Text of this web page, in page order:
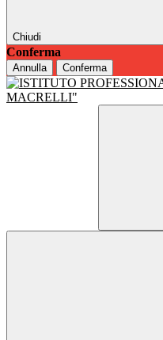
Chiudi
Conferma
Annulla Conferma